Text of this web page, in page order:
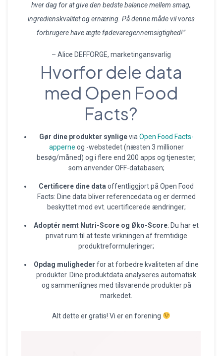
hver dag for at give den bedste balance mellem smag,
ingredienskvalitet og ernæring. På denne måde vil vores
forbrugere have ægte fødevaregennemsigtighed!”
– Alice DEFFORGE, marketingansvarlig
Hvorfor dele data
med Open Food
Facts?
Gør dine produkter synlige via Open Food Facts-
apperne og -webstedet (næsten 3 millioner
besøg/måned) og i flere end 200 apps og tjenester,
som anvender OFF-databasen;
Certificere dine data offentliggjort på Open Food
Facts: Dine data bliver referencedata og er dermed
beskyttet mod evt. ucertificerede ændringer;
Adoptér nemt Nutri-Score og Øko-Score: Du har et
privat rum til at teste virkningen af fremtidige
produktreformuleringer;
Opdag muligheder for at forbedre kvaliteten af dine
produkter. Dine produktdata analyseres automatisk
og sammenlignes med tilsvarende produkter på
markedet.
Alt dette er gratis! Vi er en forening